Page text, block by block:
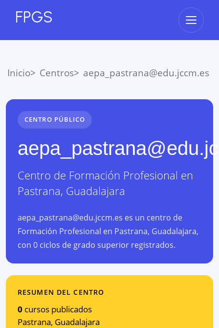
FPGS Abrir
Inicio Centros aepa_pastrana@edu.jccm.es
CENTRO PÚBLICO
Centro de Formación Profesional en
Pastrana, Guadalajara
aepa_pastrana@edu.jccm.es es un centro de
Formación Profesional en Pastrana, Guadalajara,
con 0 ciclos de grado superior registrados.
RESUMEN DEL CENTRO
0 cursos publicados
Pastrana, Guadalajara